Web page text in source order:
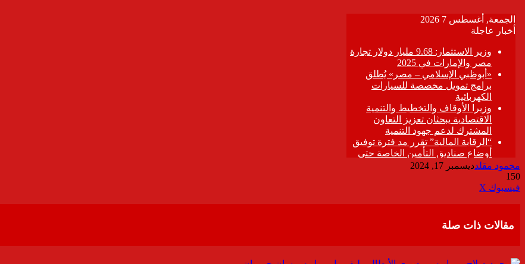
محمود مقلدديسمبر 17, 2024
150
فيسبوك ‫X
مقالات ذات صلة